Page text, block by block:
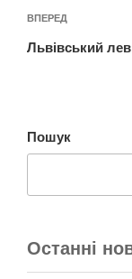
Наступний
запис
ВПЕРЕД
Львівський
Пошук
Останні